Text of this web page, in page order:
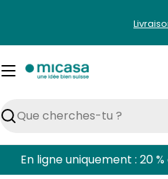
contenu
Rechercher
En ligne uniquement : 20